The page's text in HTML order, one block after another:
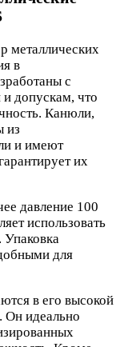
металлических
в
с
допускам, что
Канюли,
из
и имеют
их
давление 100
использовать
Упаковка
для
в его высокой
Он идеально